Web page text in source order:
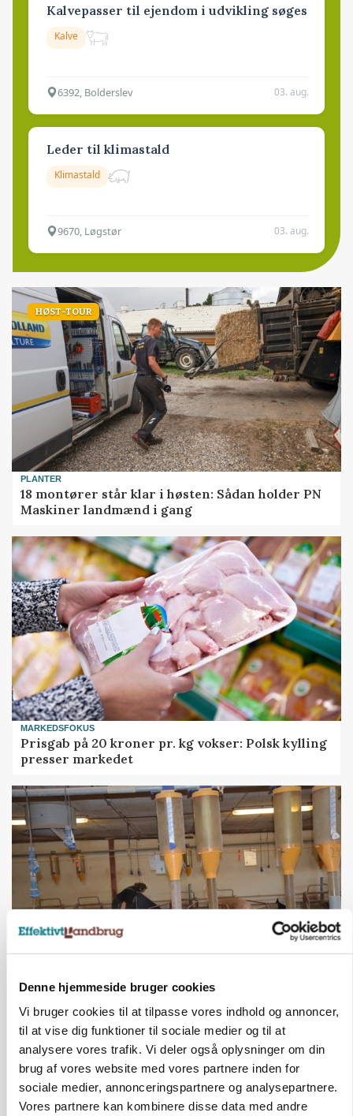
Denne hjemmeside bruger cookies
Vi bruger cookies til at tilpasse vores indhold og annoncer,
til at vise dig funktioner til sociale medier og til at
analysere vores trafik. Vi deler også oplysninger om din
brug af vores website med vores partnere inden for
sociale medier, annonceringspartnere og analysepartnere.
Vores partnere kan kombinere disse data med andre
Kalvepasser til ejendom i udvikling søges
Kalve
6392, Bolderslev 03. aug.
Leder til klimastald
Klimastald
9670, Løgstør 03. aug.
HØST-TOUR
PLANTER
18 montører står klar i høsten: Sådan holder PN
Maskiner landmænd i gang
MARKEDSFOKUS
Prisgab på 20 kroner pr. kg vokser: Polsk kylling
presser markedet
Rådgiver om DB-Tjek: Små justeringer kan give
store besparelser
Loading...